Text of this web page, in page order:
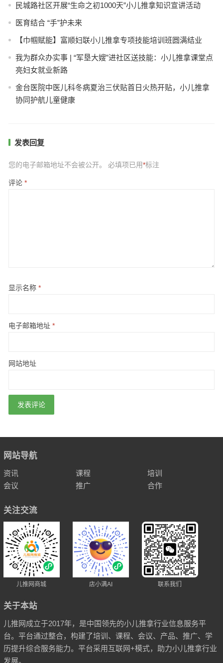
民城路社区开展“生命之初1000天”小儿推拿知识宣讲活动
医育结合 “手”护未来
【巾帼赋能】富顺妇联小儿推拿专项技能培训班圆满结业
我为群众办实事 | “军垦大嫂”进社区送技能：小儿推拿课堂点
亮妇女就业新路
金台医院中医儿科冬病夏治三伏贴首日火热开贴，小儿推拿
协同护航儿童健康
发表回复
您的电子邮箱地址不会被公开。 必填项已用*标注
评论 *
显示名称 *
电子邮箱地址 *
网站地址
网站导航
资讯 课程
培训
会议
推广 合作
关注交流
儿推网商城 店小满AI 联系我们
关于本站
儿推网成立于2017年，是中国领先的小儿推拿行业信息服务平
台。平台通过整合，构建了培训、课程、会议、产品、推广、学
历提升综合服务能力。平台采用互联网+模式，助力小儿推拿行业
发展。